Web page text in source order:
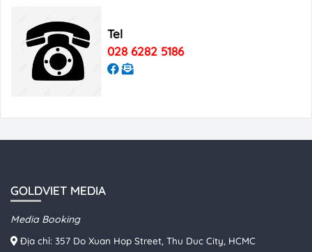
Tel
028 6282 5186
GOLDVIET MEDIA
Media Booking
Địa chỉ: 357 Do Xuan Hop Street, Thu Duc City, HCMC